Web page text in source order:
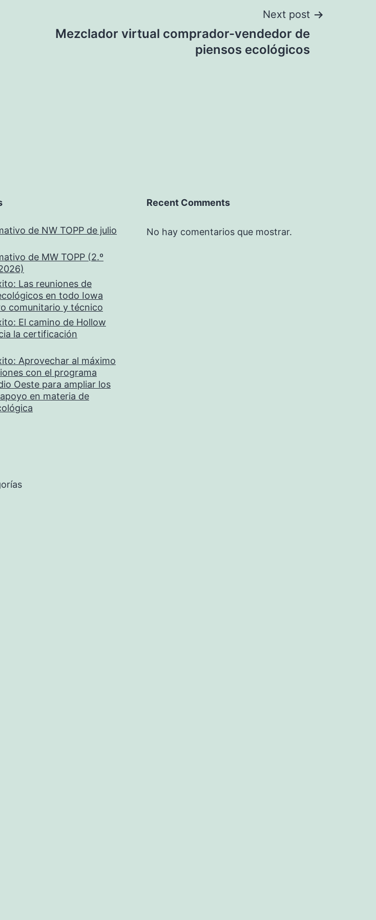
Next post
Mezclador virtual comprador-vendedor de
piensos ecológicos
de NW TOPP de julio
de MW TOPP (2.º
Las reuniones de
en todo Iowa
comunitario y técnico
El camino de Hollow
la certificación
Aprovechar al máximo
con el programa
Oeste para ampliar los
en materia de
Recent Comments
No hay comentarios que mostrar.